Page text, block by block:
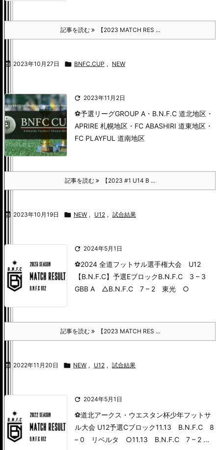
記事を読む 【2023 MATCH RES ...
 2023年10月27日  BNFC.CUP , NEW
 2023年11月2日
⚽️予選リーグGROUP A ・B.N.F.C 道北地区 ・
APRIRE 札幌地区 ・FC ABASHIRI 道東地区 ・
FC PLAYFUL 道南地区
記事を読む 【2023 #1 U14 B ...
 2023年10月19日  NEW , U12 , 試合結果
 2024年5月1日
⚽2024 全道フットサル選手権大会 U12
【B.N.F.C】 予選EブロックB.N.F.C 3 – 3
GBB A △B.N.F.C 7 – 2 東光 ○
記事を読む 【2023 MATCH RES ...
 2022年11月20日  NEW , U12 , 試合結果
 2024年5月1日
⚽️道北アークス・ウエスタン杯少年フットサ
ル大会 U12予選Cブロック11.13 B.N.F.C 8
– 0 リベルタ ○11.13 B.N.F.C 7 – 2 ...